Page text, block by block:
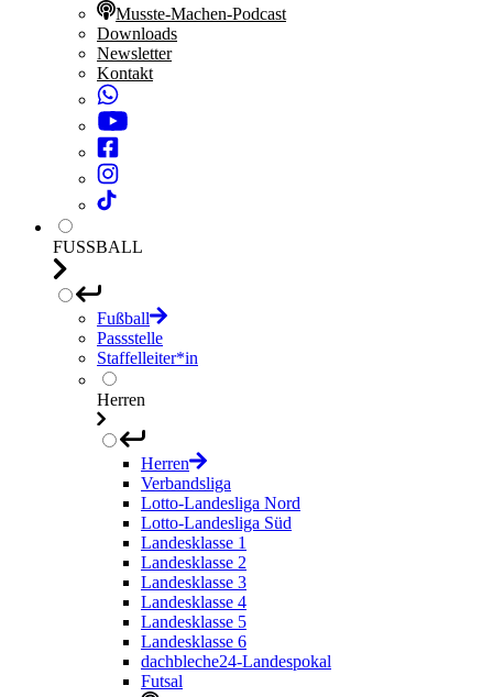
Musste-Machen-Podcast
Downloads
Newsletter
Kontakt
FUSSBALL
Fußball
Passstelle
Staffelleiter*in
Herren
Herren
Verbandsliga
Lotto-Landesliga Nord
Lotto-Landesliga Süd
Landesklasse 1
Landesklasse 2
Landesklasse 3
Landesklasse 4
Landesklasse 5
Landesklasse 6
dachbleche24-Landespokal
Futsal